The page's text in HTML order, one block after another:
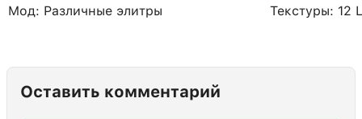
Мод: Различные элитры Текстуры: 12
Оставить комментарий